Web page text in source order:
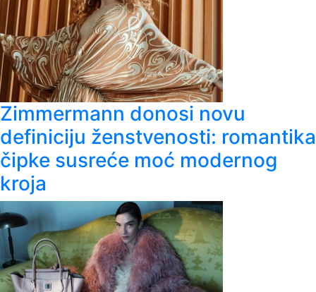
Zimmermann donosi novu
definiciju ženstvenosti: romantika
čipke susreće moć modernog
kroja